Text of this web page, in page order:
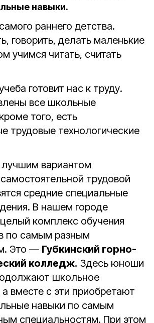
навыки.
раннего детства.
говорить, делать маленькие
учимся читать, считать
готовит нас к труду.
все школьные
того, есть
трудовые технологические
вариантом
трудовой
средние специальные
В нашем городе
комплекс обучения
по самым разным
Это — Губкинский горно-
колледж. Здесь юноши
школьное
вместе с эти приобретают
навыки по самым
специальностям. При этом